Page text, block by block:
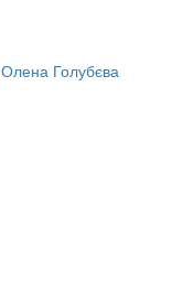
Олена Голубєва